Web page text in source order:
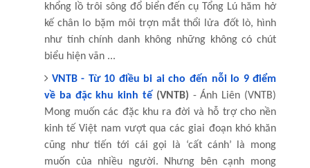
khổng lồ trôi sông đổ biển đến cụ Tổng Lú hăm hở
kế chân lo bặm môi trợn mắt thổi lửa đốt lò, hình
như tính chính danh không những không có chút
biểu hiện vãn ...
VNTB - Từ 10 điều bi ai cho đến nỗi lo 9 điểm
về ba đặc khu kinh tế (VNTB) - Ánh Liên (VNTB)
Mong muốn các đặc khu ra đời và hỗ trợ cho nền
kinh tế Việt nam vượt qua các giai đoạn khó khăn
cũng như tiến tới cái gọi là ‘cất cánh’ là mong
muốn của nhiều người. Nhưng bên cạnh mong